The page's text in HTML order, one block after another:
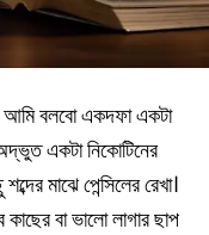
আমি বলবো একদফা একটা
একটা নিকোটিনের
মাঝে পেন্সিলের রেখা।
বা ভালো লাগার ছাপ